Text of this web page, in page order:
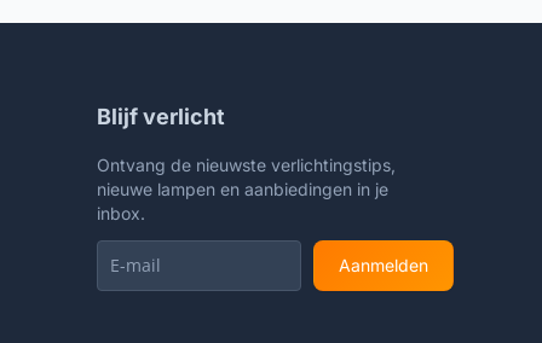
Blijf verlicht
Ontvang de nieuwste verlichtingstips,
nieuwe lampen en aanbiedingen in je
inbox.
Aanmelden